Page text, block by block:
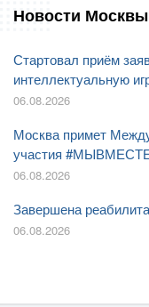
Новости Москвы
Стартовал приём
интеллектуальную
06.08.2026
Москва примет
участия
06.08.2026
Завершена
06.08.2026